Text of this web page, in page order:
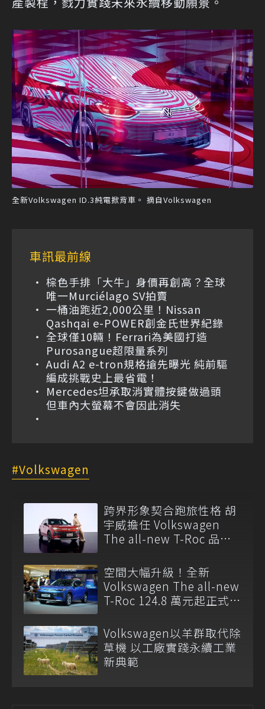
全新Volkswagen ID.3純電掀背車。 摘自Volkswagen
車訊最前線
棕色手排「大牛」身價再創高？全球
唯一Murciélago SV拍賣
一桶油跑近2,000公里！Nissan
Qashqai e-POWER創金氏世界紀錄
全球僅10輛！Ferrari為美國打造
Purosangue超限量系列
Audi A2 e-tron規格搶先曝光 純前驅
編成挑戰史上最省電！
Mercedes坦承取消實體按鍵做過頭
但車內大螢幕不會因此消失
Volkswagen
跨界形象契合跑旅性格 胡
宇威擔任 Volkswagen
The all-new T-Roc 品牌
空間大幅升級！全新
Volkswagen The all-new
T-Roc 124.8 萬元起正式上
Volkswagen以羊群取代除
草機 以工廠實踐永續工業
新典範